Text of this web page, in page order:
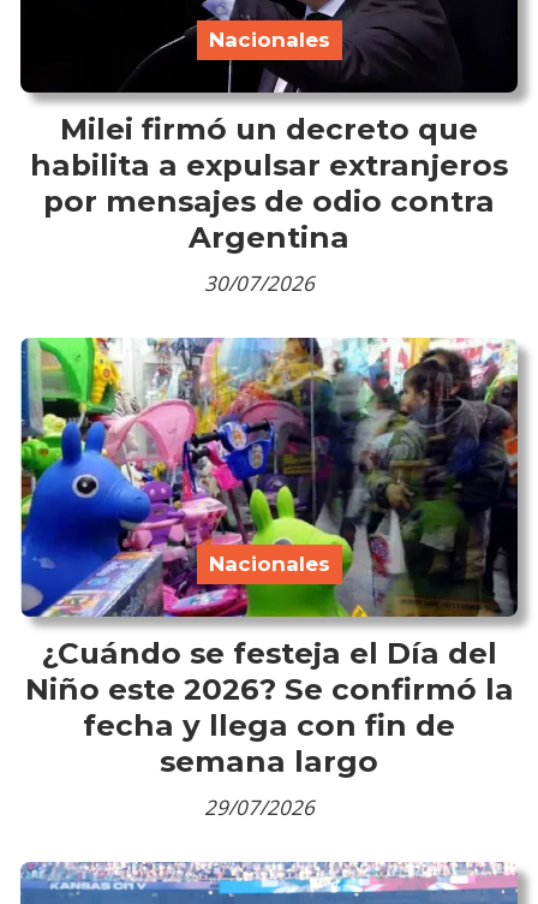
Milei firmó un decreto que
habilita a expulsar extranjeros
por mensajes de odio contra
Argentina
Nacionales
30/07/2026
¿Cuándo se festeja el Día del
Niño este 2026? Se confirmó la
fecha y llega con fin de
semana largo
Nacionales
29/07/2026